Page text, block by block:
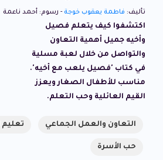
تأليف: فاطمة يعقوب خوجة - رسوم: أحمد ناعمة
اكتشفوا كيف يتعلم فصيل
وأخيه جميل أهمية التعاون
والتواصل من خلال لعبة مسلية
في كتاب 'فصيل يلعب مع أخيه'.
مناسب للأطفال الصغار ويعزز
القيم العائلية وحب التعلم.
التعاون والعمل الجماعي تعليم
حب الأسرة